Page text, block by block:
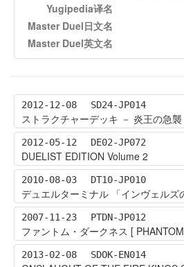
Yugipedia译名
Master Duel日文名
Master Duel英文名
2012-12-08 SD24-JP014
ストラクチャーデッキ － 炎王の急襲
2012-05-12 DE02-JP072
DUELIST EDITION Volume 2
2010-08-03 DT10-JP010
デュエルターミナル 「インヴェルズ
2007-11-23 PTDN-JP012
ファントム・ダークネス [
2013-02-08 SDOK-EN014